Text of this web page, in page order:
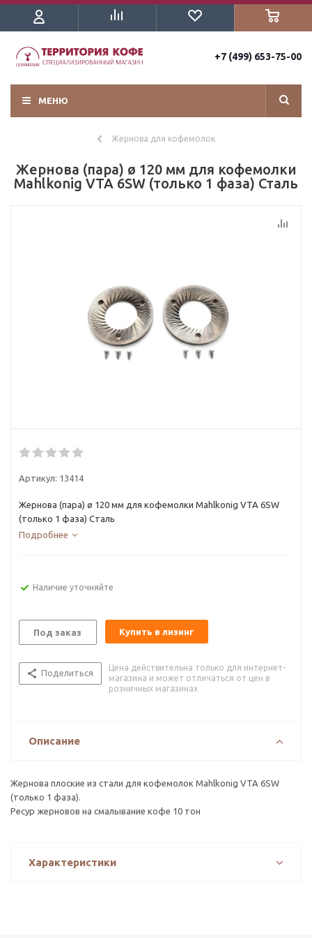
+7 (499) 653-75-00
МЕНЮ
Жернова для кофемолок
Жернова (пара) ø 120 мм для кофемолки
Mahlkonig VTA 6SW (только 1 фаза) Сталь
Артикул: 13414
Жернова (пара) ø 120 мм для кофемолки Mahlkonig VTA 6SW
(только 1 фаза) Сталь
Подробнее
Наличие уточняйте
Под заказ Купить в лизинг
Поделиться
Цена действительна только для интернет-
магазина и может отличаться от цен в
розничных магазинах
Описание
Жернова плоские из стали для кофемолок Mahlkonig VTA 6SW
(только 1 фаза).
Ресур жерновов на смалывание кофе 10 тон
Характеристики